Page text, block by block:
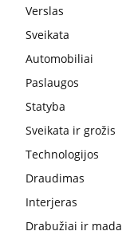
Verslas
Sveikata
Automobiliai
Paslaugos
Statyba
Sveikata ir grožis
Technologijos
Draudimas
Interjeras
Drabužiai ir mada